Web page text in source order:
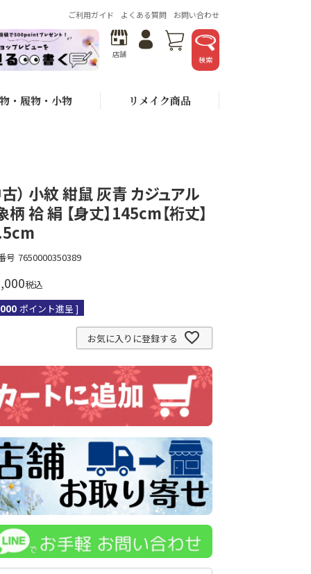
ご利用ガイド よくある質問 お問い合わせ
店舗
検索
・履物・小物 リメイク商品
古） 小紋 紺鼠 灰青 カジュアル
柄 袷 絹 【身丈】145cm【裄丈】
号 7650000350389
税込
ポイント進呈 ]
お気に入りに登録する